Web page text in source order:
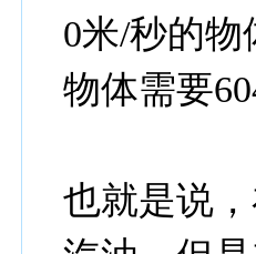
0米/秒的物
物体需要
也就是说